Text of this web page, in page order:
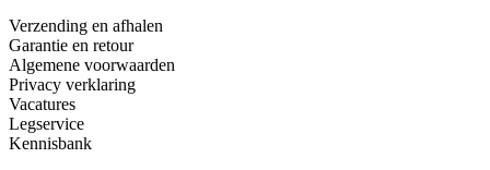
Verzending en afhalen
Garantie en retour
Algemene voorwaarden
Privacy verklaring
Vacatures
Legservice
Kennisbank